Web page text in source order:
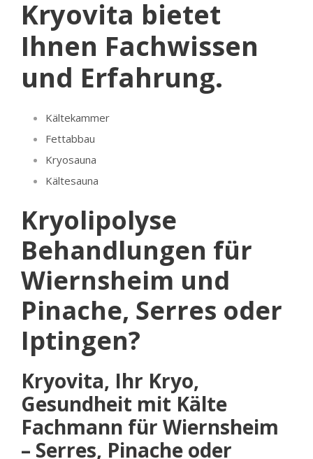
Kryovita bietet
Ihnen Fachwissen
und Erfahrung.
Kältekammer
Fettabbau
Kryosauna
Kältesauna
Kryolipolyse
Behandlungen für
Wiernsheim und
Pinache, Serres oder
Iptingen?
Kryovita, Ihr Kryo,
Gesundheit mit Kälte
Fachmann für Wiernsheim
– Serres, Pinache oder